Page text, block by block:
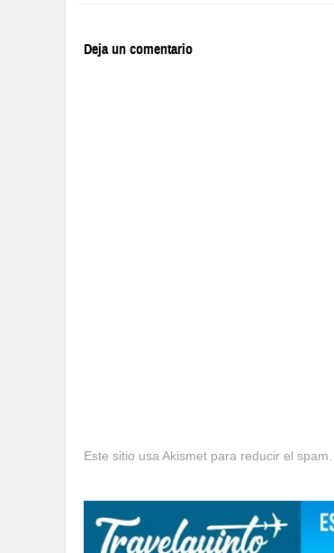
Deja un comentario
Este sitio usa Akismet para reducir el spam.